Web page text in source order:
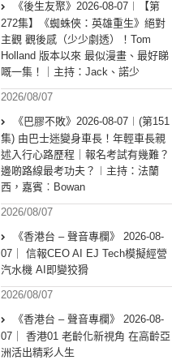
《後生友聚》2026-08-07︱【第
272集】《蜘蛛俠：英雄重生》絕對
主觀 觀後感（少少劇透）！Tom
Holland 版本以來 最似漫畫、最好睇
嘅一集！｜主持：Jack、諾少
2026/08/07
《巴膠不敗》2026-08-07︱(第151
集) 由巴士迷變身車長！年輕車長親
述入行心路歷程｜報名考試有幾難？
邊啲路線最考功夫？︱主持：法蘭
西，嘉賓︰Bowan
2026/08/07
《香港台 – 聲音專欄》 2026-08-
07｜ 信報CEO AI EJ Tech模擬經營
汽水機 AI即變狡猾
2026/08/07
《香港台 – 聲音專欄》 2026-08-
07｜ 香港01 老齡化新視角 在高齡亞
洲活出精彩人生